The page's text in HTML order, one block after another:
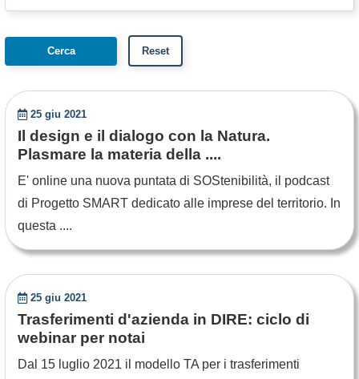
25 giu 2021
Il design e il dialogo con la Natura.
Plasmare la materia della ....
E' online una nuova puntata di SOStenibilità, il podcast
di Progetto SMART dedicato alle imprese del territorio. In
questa ....
25 giu 2021
Trasferimenti d'azienda in DIRE: ciclo di
webinar per notai
Dal 15 luglio 2021 il modello TA per i trasferimenti